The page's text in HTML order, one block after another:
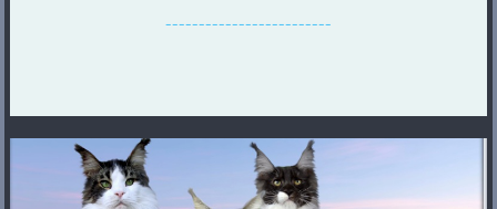
-------------------------